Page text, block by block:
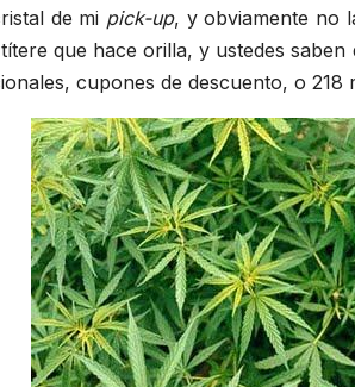
de mi pick-up, y obviamente no
que hace orilla, y ustedes
cupones de descuento, o 218